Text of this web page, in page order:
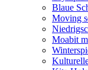
Blaue
Moving
Moabit